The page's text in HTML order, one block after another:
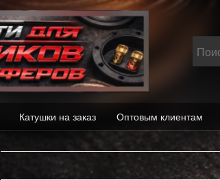
Катушки на заказ Оптовым клиентам